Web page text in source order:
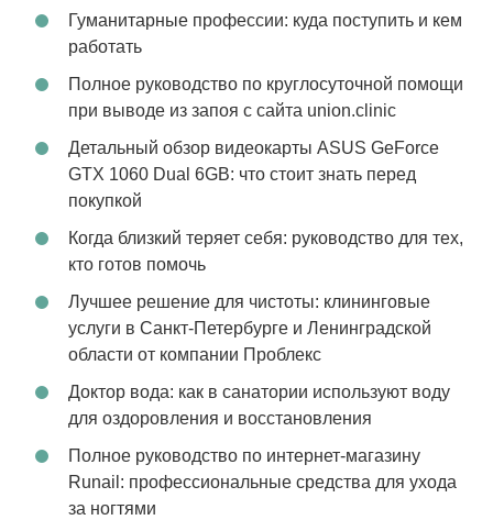
Гуманитарные профессии: куда поступить и кем
работать
Полное руководство по круглосуточной помощи
при выводе из запоя с сайта union.clinic
Детальный обзор видеокарты ASUS GeForce
GTX 1060 Dual 6GB: что стоит знать перед
покупкой
Когда близкий теряет себя: руководство для тех,
кто готов помочь
Лучшее решение для чистоты: клининговые
услуги в Санкт-Петербурге и Ленинградской
области от компании Проблекс
Доктор вода: как в санатории используют воду
для оздоровления и восстановления
Полное руководство по интернет-магазину
Runail: профессиональные средства для ухода
за ногтями